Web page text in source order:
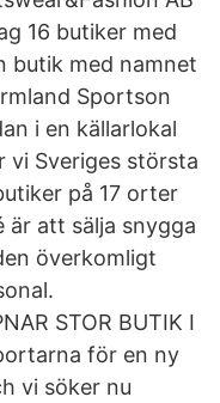
16 butiker med
butik med namnet
Sportson
i en källarlokal
vi Sveriges största
på 17 orter
är att sälja snygga
överkomligt
STOR BUTIK I
för en ny
vi söker nu